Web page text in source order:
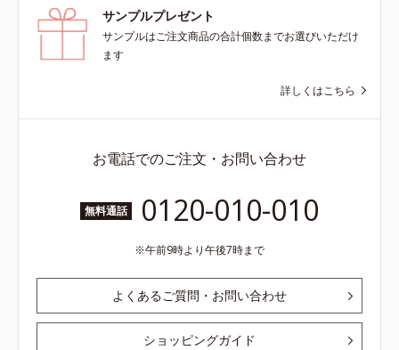
サンプルプレゼント
サンプルはご注文商品の合計個数までお選びいただけ
ます
詳しくはこちら
お電話でのご注文・お問い合わせ
無料通話 0120-010-010
午前9時より午後7時まで
よくあるご質問・お問い合わせ
ショッピングガイド